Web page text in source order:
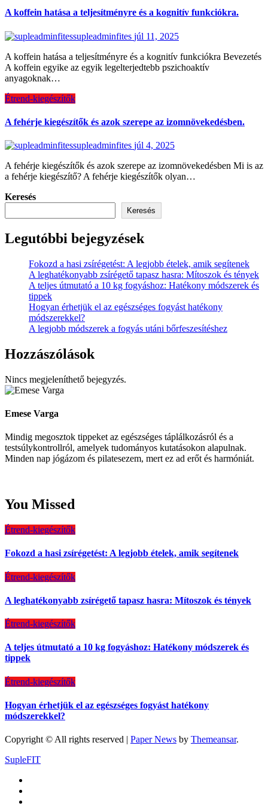
A koffein hatása a teljesítményre és a kognitív funkciókra.
supleadminfites júl 11, 2025
A koffein hatása a teljesítményre és a kognitív funkciókra Bevezetés
A koffein egyike az egyik legelterjedtebb pszichoaktív
anyagoknak…
Étrend-kiegészítők
A fehérje kiegészítők és azok szerepe az izomnövekedésben.
supleadminfites júl 4, 2025
A fehérje kiegészítők és azok szerepe az izomnövekedésben Mi is az
a fehérje kiegészítő? A fehérje kiegészítők olyan…
Keresés
Keresés
Legutóbbi bejegyzések
Fokozd a hasi zsírégetést: A legjobb ételek, amik segítenek
A leghatékonyabb zsírégető tapasz hasra: Mítoszok és tények
A teljes útmutató a 10 kg fogyáshoz: Hatékony módszerek és
tippek
Hogyan érhetjük el az egészséges fogyást hatékony
módszerekkel?
A legjobb módszerek a fogyás utáni bőrfeszesítéshez
Hozzászólások
Nincs megjeleníthető bejegyzés.
Emese Varga
Mindig megosztok tippeket az egészséges táplálkozásról és a
testsúlykontrollról, amelyek tudományos kutatásokon alapulnak.
Minden nap jógázom és pilatesezem, mert ez ad erőt és harmóniát.
You Missed
Étrend-kiegészítők
Fokozd a hasi zsírégetést: A legjobb ételek, amik segítenek
Étrend-kiegészítők
A leghatékonyabb zsírégető tapasz hasra: Mítoszok és tények
Étrend-kiegészítők
A teljes útmutató a 10 kg fogyáshoz: Hatékony módszerek és
tippek
Étrend-kiegészítők
Hogyan érhetjük el az egészséges fogyást hatékony
módszerekkel?
Copyright © All rights reserved | Paper News by Themeansar.
SupleFIT